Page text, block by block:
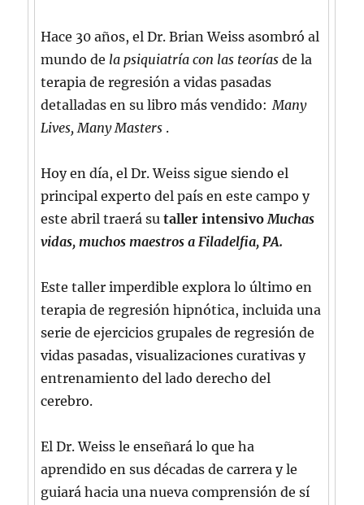
Hace 30 años, el Dr. Brian Weiss asombró al
mundo de la psiquiatría con las teorías de la
terapia de regresión a vidas pasadas
detalladas en su libro más vendido: Many
Lives, Many Masters .
Hoy en día, el Dr. Weiss sigue siendo el
principal experto del país en este campo y
este abril traerá sutaller intensivo Muchas
vidas, muchos maestros a Filadelfia, PA.
Este taller imperdible explora lo último en
terapia de regresión hipnótica, incluida una
serie de ejercicios grupales de regresión de
vidas pasadas, visualizaciones curativas y
entrenamiento del lado derecho del
cerebro.
El Dr. Weiss le enseñará lo que ha
aprendido en sus décadas de carrera y le
guiará hacia una nueva comprensión de sí